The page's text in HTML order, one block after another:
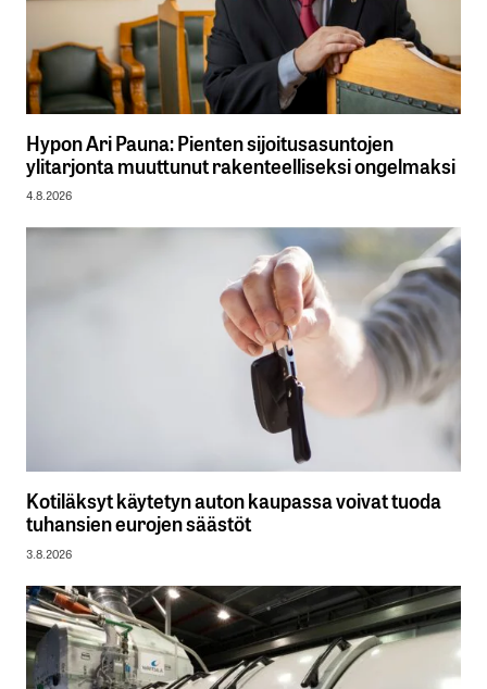
Hypon Ari Pauna: Pienten sijoitusasuntojen
ylitarjonta muuttunut rakenteelliseksi ongelmaksi
4.8.2026
Kotiläksyt käytetyn auton kaupassa voivat tuoda
tuhansien eurojen säästöt
3.8.2026